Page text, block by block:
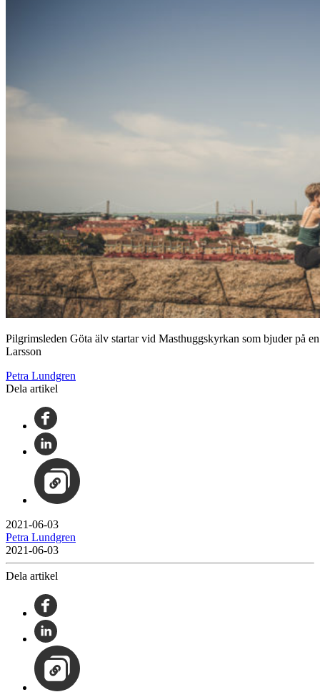
Pilgrimsleden Göta älv startar vid Masthuggskyrkan som bjuder på
Larsson
Petra Lundgren
Dela artikel
2021-06-03
Petra Lundgren
2021-06-03
Dela artikel